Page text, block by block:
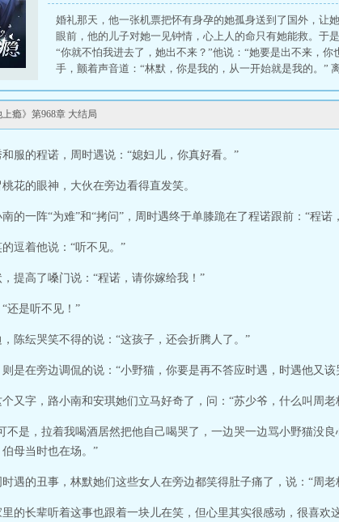
婚礼那天，他一张机票把怀有身孕的她孤身送到了国外，让
眼前，他的儿子对她一见钟情，心上人的命只有她能救。于
“你就不怕我进去了，她出不来？”他说：“她要是出不来，
手，颤着声音道：“林默，你是我的，从一开始就是我的。”
上瘾》第968章 大结局
服的程诺，周时遇说：“媳妇儿，你真好看。”
花的眼神，大伙在旁边看得直发笑。
的一阵“为难”和“拷问”，周时遇终于单膝跪在了程诺跟前：“程诺
逗着他说：“听不见。”
提高了嗓门说：“程诺，请你嫁给我！”
还是听不见！”
陈纭哭笑不得的说：“这孩子，还会折腾人了。”
是在旁边调侃的说：“小野猫，你要是再不答应时遇，时遇他又该
又字，路小南和安琪她们立马好奇了，问：“苏少爷，什么叫周
不是，拉着我喝酒居然把他自己喝哭了，一边哭一边骂小野猫没
母当时也在场。”
遇的丑事，林默她们这些女人在旁边都笑得肚子痛了，说：“周
的长辈听着这事也跟着一块儿在笑，但心里其实很感动，很喜欢